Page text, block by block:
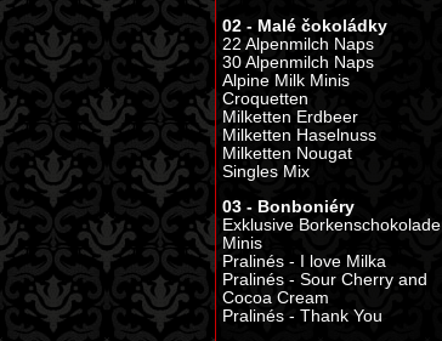
02 - Malé čokoládky
22 Alpenmilch Naps
30 Alpenmilch Naps
Alpine Milk Minis
Croquetten
Milketten Erdbeer
Milketten Haselnuss
Milketten Nougat
Singles Mix
03 - Bonboniéry
Exklusive Borkenschokolade
Minis
Pralinés - I love Milka
Pralinés - Sour Cherry and
Cocoa Cream
Pralinés - Thank You